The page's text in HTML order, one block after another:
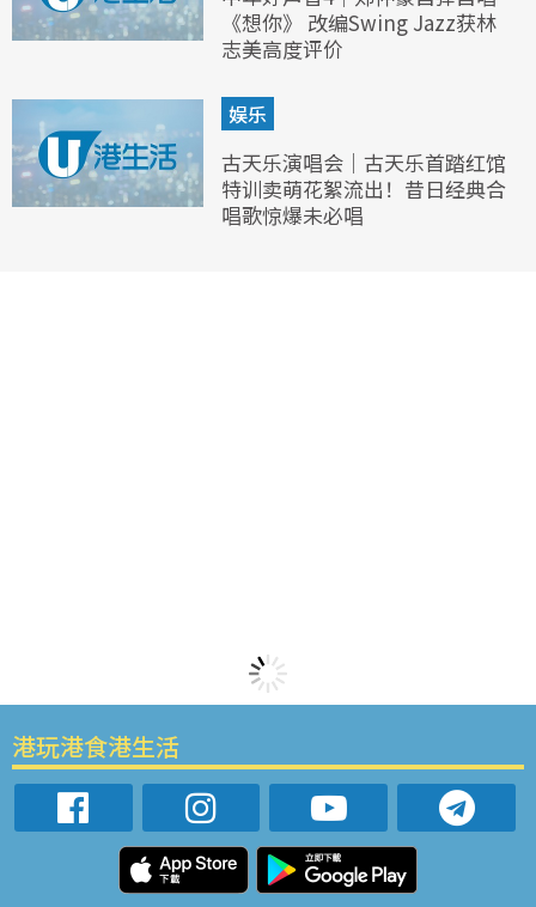
《想你》 改编Swing Jazz获林
志美高度评价
娱乐
古天乐演唱会｜古天乐首踏红馆
特训卖萌花絮流出！昔日经典合
唱歌惊爆未必唱
港玩港食港生活